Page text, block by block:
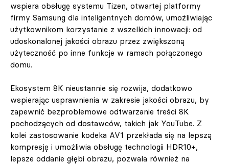
wspiera obsługę systemu Tizen, otwartej platformy
firmy Samsung dla inteligentnych domów, umożliwiając
użytkownikom korzystanie z wszelkich innowacji: od
udoskonalonej jakości obrazu przez zwiększoną
użyteczność po inne funkcje w ramach połączonego
domu.
Ekosystem 8K nieustannie się rozwija, dodatkowo
wspierając usprawnienia w zakresie jakości obrazu, by
zapewnić bezproblemowe odtwarzanie treści 8K
pochodzących od dostawców, takich jak YouTube. Z
kolei zastosowanie kodeka AV1 przekłada się na lepszą
kompresję i umożliwia obsługę technologii HDR10+,
lepsze oddanie głębi obrazu, pozwala również na